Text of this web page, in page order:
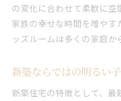
の変化に合わせて柔軟に空
家族の幸せな時間を増やす
ッズルームは多くの家庭か
新築ならではの明るい
新築住宅の特徴として、